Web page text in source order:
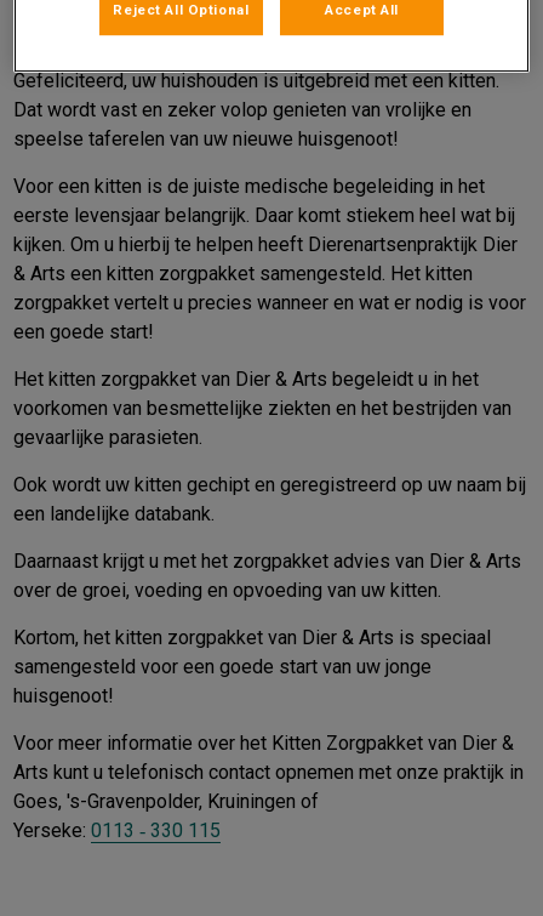
Voor een goede start van uw jonge huisgenoot!
Gefeliciteerd, uw huishouden is uitgebreid met een kitten.
Dat wordt vast en zeker volop genieten van vrolijke en
speelse taferelen van uw nieuwe huisgenoot!
Voor een kitten is de juiste medische begeleiding in het
eerste levensjaar belangrijk. Daar komt stiekem heel wat bij
kijken. Om u hierbij te helpen heeft Dierenartsenpraktijk Dier
& Arts een kitten zorgpakket samengesteld. Het kitten
zorgpakket vertelt u precies wanneer en wat er nodig is voor
een goede start!
Het kitten zorgpakket van Dier & Arts begeleidt u in het
voorkomen van besmettelijke ziekten en het bestrijden van
gevaarlijke parasieten.
Ook wordt uw kitten gechipt en geregistreerd op uw naam bij
een landelijke databank.
Daarnaast krijgt u met het zorgpakket advies van Dier & Arts
over de groei, voeding en opvoeding van uw kitten.
Kortom, het kitten zorgpakket van Dier & Arts is speciaal
samengesteld voor een goede start van uw jonge
huisgenoot!
Voor meer informatie over het Kitten Zorgpakket van Dier &
Arts kunt u telefonisch contact opnemen met onze praktijk in
Goes, 's-Gravenpolder, Kruiningen of
Yerseke: 0113 ‑ 330 115
Reject All Optional Accept All